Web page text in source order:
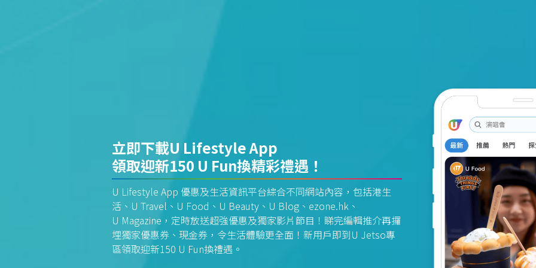
立即下載U Lifestyle App
領取迎新150 U Fun換精彩禮遇！
U Lifestyle App 優惠及生活資訊平台綜合不同網站內容，包括港生
活、U Travel、U Food、U Beauty、U Blog、ezone.hk、
U Magazine，定時放送超強優惠及獨家影片節目！睇完編輯推介再攞
埋獨家優惠券、現金券，令生活體驗更全面！新用戶即到U Jetso專
區領取迎新150 U Fun換禮遇。